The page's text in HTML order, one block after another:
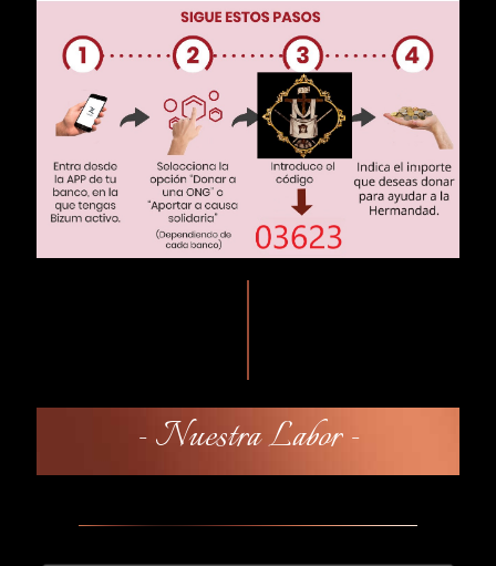
- Nuestra Labor -